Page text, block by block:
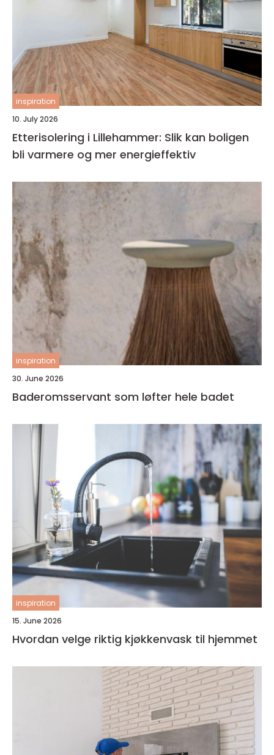
inspiration
10. July 2026
Etterisolering i Lillehammer: Slik kan boligen
bli varmere og mer energieffektiv
inspiration
30. June 2026
Baderomsservant som løfter hele badet
inspiration
15. June 2026
Hvordan velge riktig kjøkkenvask til hjemmet